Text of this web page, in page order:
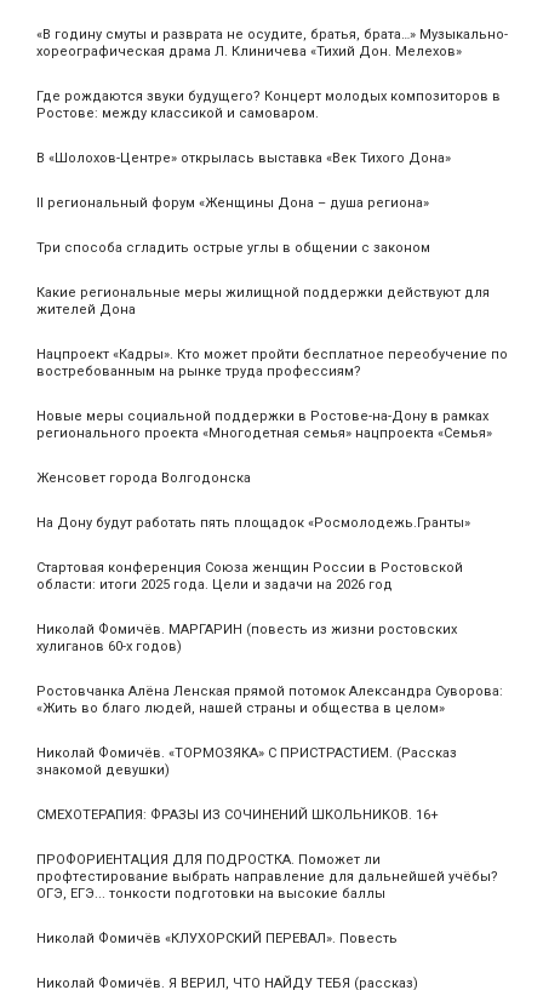
«В годину смуты и разврата не осудите, братья, брата…» Музыкально-
хореографическая драма Л. Клиничева «Тихий Дон. Мелехов»
Где рождаются звуки будущего? Концерт молодых композиторов в
Ростове: между классикой и самоваром.
В «Шолохов-Центре» открылась выставка «Век Тихого Дона»
II региональный форум «Женщины Дона – душа региона»
Три способа сгладить острые углы в общении с законом
Какие региональные меры жилищной поддержки действуют для
жителей Дона
Нацпроект «Кадры». Кто может пройти бесплатное переобучение по
востребованным на рынке труда профессиям?
Новые меры социальной поддержки в Ростове-на-Дону в рамках
регионального проекта «Многодетная семья» нацпроекта «Семья»
Женсовет города Волгодонска
На Дону будут работать пять площадок «Росмолодежь.Гранты»
Стартовая конференция Союза женщин России в Ростовской
области: итоги 2025 года. Цели и задачи на 2026 год
Николай Фомичёв. МАРГАРИН (повесть из жизни ростовских
хулиганов 60-х годов)
Ростовчанка Алёна Ленская прямой потомок Александра Суворова:
«Жить во благо людей, нашей страны и общества в целом»
Николай Фомичёв. «ТОРМОЗЯКА» С ПРИСТРАСТИЕМ. (Рассказ
знакомой девушки)
СМЕХОТЕРАПИЯ: ФРАЗЫ ИЗ СОЧИНЕНИЙ ШКОЛЬНИКОВ. 16+
ПРОФОРИЕНТАЦИЯ ДЛЯ ПОДРОСТКА. Поможет ли
профтестирование выбрать направление для дальнейшей учёбы?
ОГЭ, ЕГЭ... тонкости подготовки на высокие баллы
Николай Фомичёв «КЛУХОРСКИЙ ПЕРЕВАЛ». Повесть
Николай Фомичёв. Я ВЕРИЛ, ЧТО НАЙДУ ТЕБЯ (рассказ)